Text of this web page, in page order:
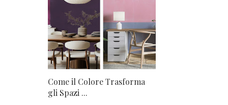
Come il Colore Trasforma
gli Spazi ...